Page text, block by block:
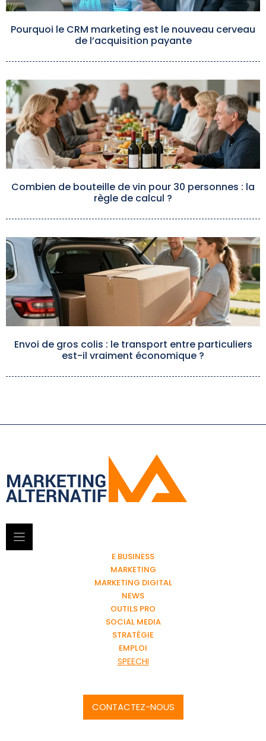
Pourquoi le CRM marketing est le nouveau cerveau
de l’acquisition payante
Combien de bouteille de vin pour 30 personnes : la
règle de calcul ?
Envoi de gros colis : le transport entre particuliers
est-il vraiment économique ?
E BUSINESS
MARKETING
MARKETING DIGITAL
NEWS
OUTILS PRO
SOCIAL MEDIA
STRATÉGIE
EMPLOI
SPEECHI
CONTACTEZ-NOUS